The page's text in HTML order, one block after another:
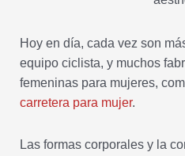
Hoy en día, cada vez son
equipo ciclista, y muchos
femeninas para mujeres,
carretera para mujer.
Las formas corporales y la